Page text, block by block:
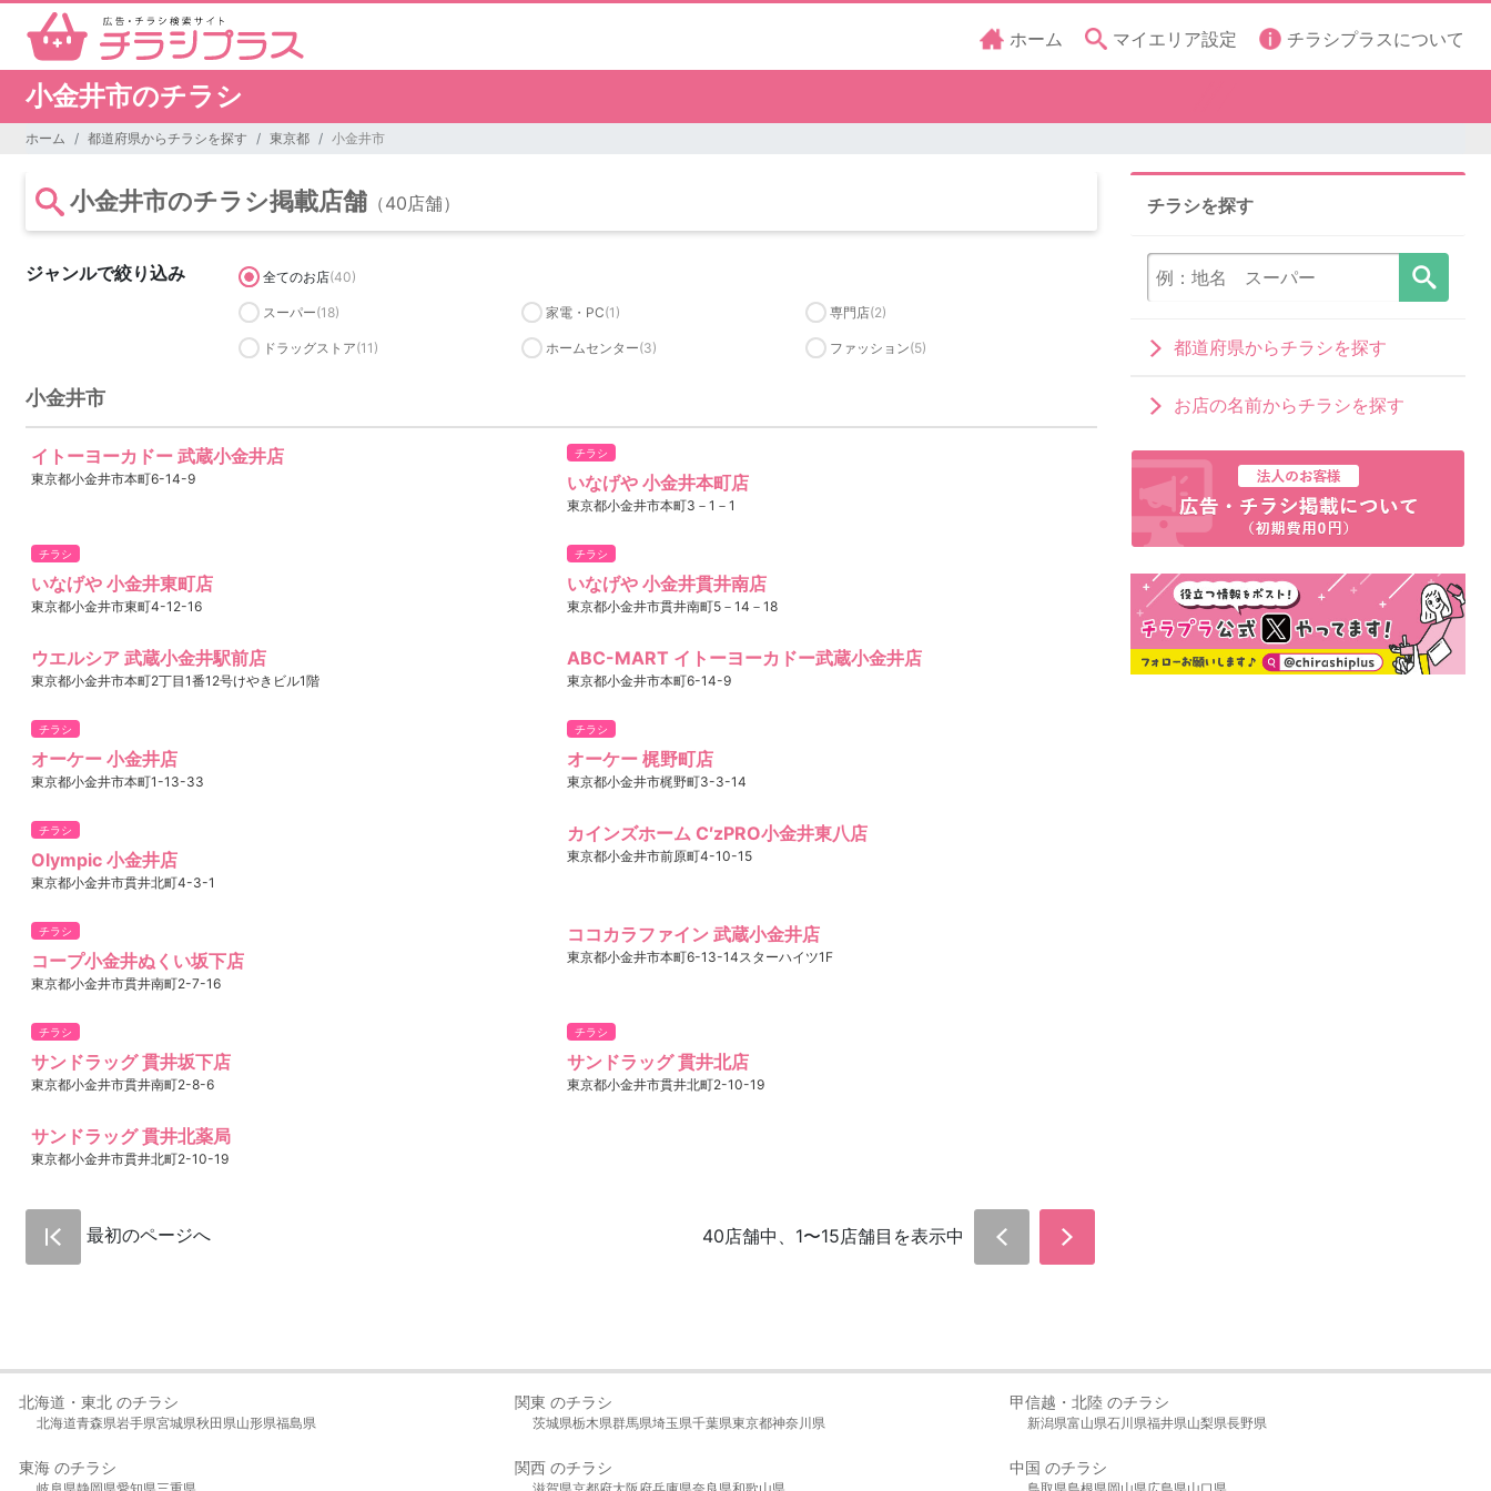
ホーム マイエリア設定 チラシプラスについて
小金井市のチラシ
ホーム 都道府県からチラシを探す 東京都 小金井市
小金井市のチラシ掲載店舗 （40店舗）
ジャンルで絞り込み 全てのお店(40)
スーパー(18) 家電・PC(1) 専門店(2)
ドラッグストア(11) ホームセンター(3) ファッション(5)
小金井市
イトーヨーカドー 武蔵小金井店
東京都小金井市本町6-14-9
チラシ
いなげや 小金井本町店
東京都小金井市本町3－1－1
チラシ
いなげや 小金井東町店
東京都小金井市東町4-12-16
チラシ
いなげや 小金井貫井南店
東京都小金井市貫井南町5－14－18
ウエルシア 武蔵小金井駅前店
東京都小金井市本町2丁目1番12号けやきビル1階
ABC-MART イトーヨーカドー武蔵小金井店
東京都小金井市本町6-14-9
チラシ
オーケー 小金井店
東京都小金井市本町1-13-33
チラシ
オーケー 梶野町店
東京都小金井市梶野町3-3-14
チラシ
Olympic 小金井店
東京都小金井市貫井北町4-3-1
カインズホーム C′zPRO小金井東八店
東京都小金井市前原町4-10-15
チラシ
コープ小金井ぬくい坂下店
東京都小金井市貫井南町2-7-16
ココカラファイン 武蔵小金井店
東京都小金井市本町6-13-14スターハイツ1F
チラシ
サンドラッグ 貫井坂下店
東京都小金井市貫井南町2-8-6
チラシ
サンドラッグ 貫井北店
東京都小金井市貫井北町2-10-19
サンドラッグ 貫井北薬局
東京都小金井市貫井北町2-10-19
最初のページへ 40店舗中、1〜15店舗目を表示中
チラシを探す
都道府県からチラシを探す
お店の名前からチラシを探す
北海道・東北 のチラシ
北海道青森県岩手県宮城県秋田県山形県福島県
関東 のチラシ
茨城県栃木県群馬県埼玉県千葉県東京都神奈川県
甲信越・北陸 のチラシ
新潟県富山県石川県福井県山梨県長野県
東海 のチラシ 関西 のチラシ 中国 のチラシ